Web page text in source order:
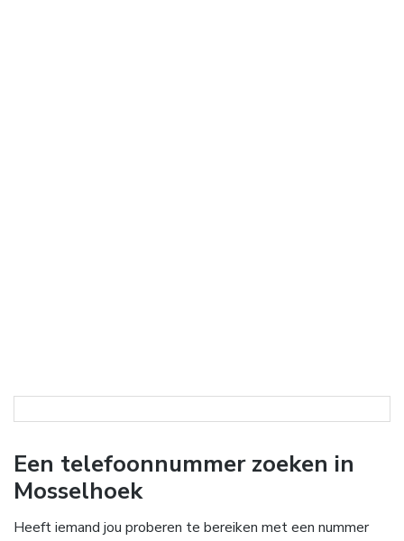
Een telefoonnummer zoeken in
Mosselhoek
Heeft iemand jou proberen te bereiken met een nummer